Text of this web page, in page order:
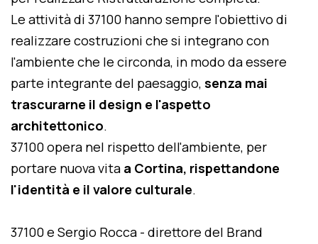
Le attività di 37100 hanno sempre l'obiettivo di
realizzare costruzioni che si integrano con
l'ambiente che le circonda, in modo da essere
parte integrante del paesaggio, senza mai
trascurarne il design e l'aspetto
architettonico.
37100 opera nel rispetto dell'ambiente, per
portare nuova vita a Cortina, rispettandone
l'identità e il valore culturale.
37100 e Sergio Rocca - direttore del Brand